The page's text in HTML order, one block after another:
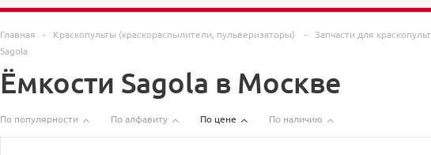
Главная - Краскопульты (краскораспылители, пульверизаторы) - Запчасти для
Sagola
Ёмкости Sagola в Москве
По популярности По алфавиту По цене По наличию